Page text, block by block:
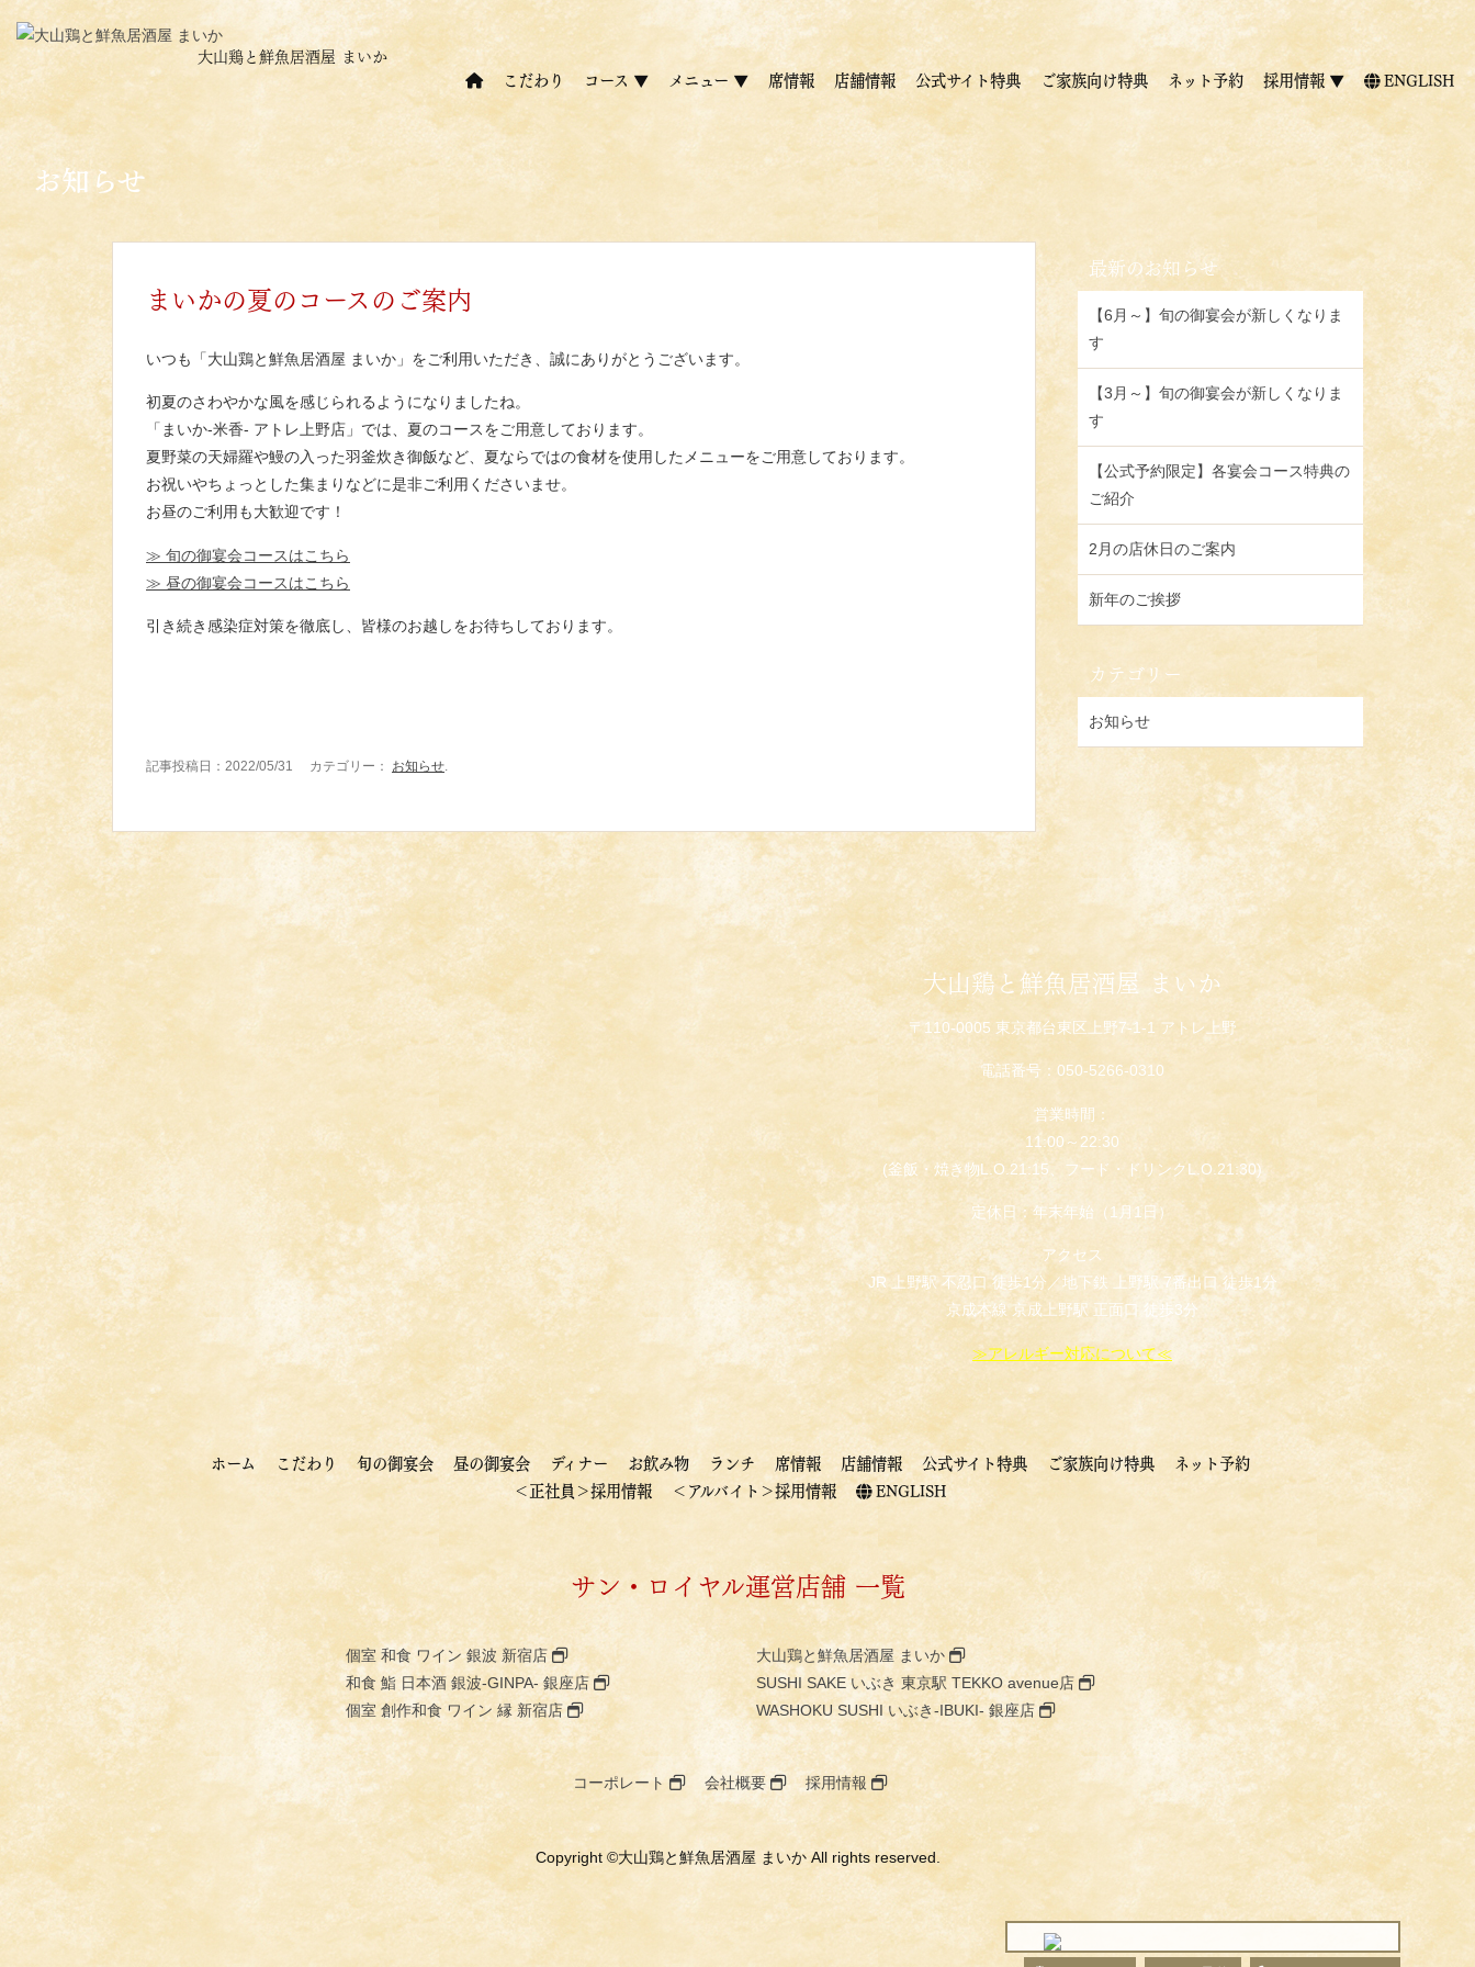
大山鶏と鮮魚居酒屋 まいか
こだわり
コース ▼ メニュー ▼ 席情報 店舗情報 公式サイト特典 ご家族向け特典 ネット予約 採用情報 ▼ ENGLISH
お知らせ
まいかの夏のコースのご案内
いつも「大山鶏と鮮魚居酒屋 まいか」をご利用いただき、誠にありがとうございます。
初夏のさわやかな風を感じられるようになりましたね。
「まいか‐米香‐ アトレ上野店」では、夏のコースをご用意しております。
夏野菜の天婦羅や鰻の入った羽釜炊き御飯など、夏ならではの食材を使用したメニューをご用意しております。
お祝いやちょっとした集まりなどに是非ご利用くださいませ。
お昼のご利用も大歓迎です！
≫ 旬の御宴会コースはこちら
≫ 昼の御宴会コースはこちら
引き続き感染症対策を徹底し、皆様のお越しをお待ちしております。
記事投稿日：2022/05/31 カテゴリー： お知らせ.
最新のお知らせ
【6月～】旬の御宴会が新しくなりま
す
【3月～】旬の御宴会が新しくなりま
す
【公式予約限定】各宴会コース特典の
ご紹介
2月の店休日のご案内
新年のご挨拶
カテゴリー
お知らせ
大山鶏と鮮魚居酒屋 まいか
〒110-0005 東京都台東区上野7-1-1 アトレ上野
電話番号：050-5266-0310
営業時間：
11:00～22:30
(釜飯・焼き物L.O.21:15、フード・ドリンクL.O.21:30)
定休日：年末年始（1月1日）
アクセス
JR 上野駅 不忍口 徒歩1分／地下鉄 上野駅 7番出口 徒歩1分
京成本線 京成上野駅 正面口 徒歩3分
≫アレルギー対応について≪
ホーム こだわり 旬の御宴会 昼の御宴会 ディナー お飲み物 ランチ 席情報 店舗情報 公式サイト特典 ご家族向け特典
ネット予約
＜正社員＞採用情報
＜アルバイト＞採用情報 ENGLISH
サン・ロイヤル運営店舗 一覧
個室 和食 ワイン 銀波 新宿店
和食 鮨 日本酒 銀波-GINPA- 銀座店
個室 創作和食 ワイン 縁 新宿店
大山鶏と鮮魚居酒屋 まいか
SUSHI SAKE いぶき 東京駅 TEKKO avenue店
WASHOKU SUSHI いぶき-IBUKI- 銀座店
コーポレート 会社概要 採用情報
Copyright ©大山鶏と鮮魚居酒屋 まいか All rights reserved.